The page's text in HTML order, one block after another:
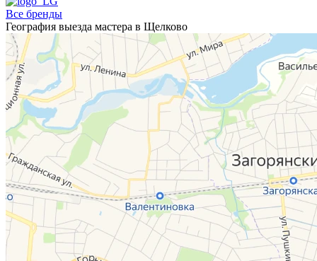
Все бренды
География выезда мастера в Щелково